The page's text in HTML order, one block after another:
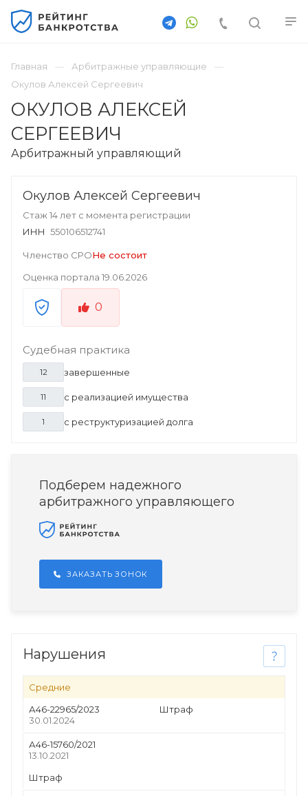
Главная
Арбитражные управляющие
Окулов Алексей Сергеевич
ОКУЛОВ АЛЕКСЕЙ
СЕРГЕЕВИЧ
Арбитражный управляющий
Окулов Алексей Сергеевич
Стаж 14 лет с момента регистрации
ИНН 550106512741
Членство СРОНе состоит
Оценка портала 19.06.2026
0
Судебная практика
12 завершенные
11 с реализацией имущества
1 с реструктуризацией долга
Подберем надежного
арбитражного управляющего
ЗАКАЗАТЬ ЗОНОК
Нарушения
Средние
А46-22965/2023
30.01.2024
Штраф
А46-15760/2021
13.10.2021
Штраф